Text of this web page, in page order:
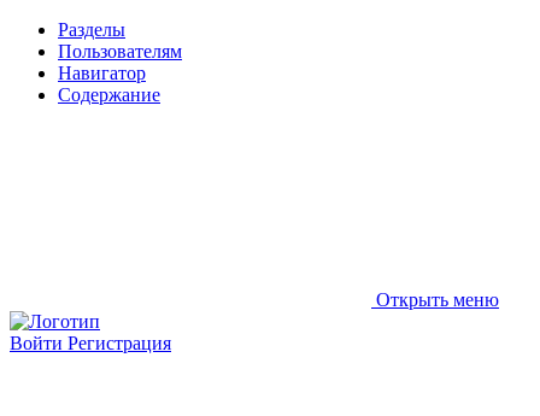
Разделы
Пользователям
Навигатор
Содержание
Открыть меню
Войти Регистрация